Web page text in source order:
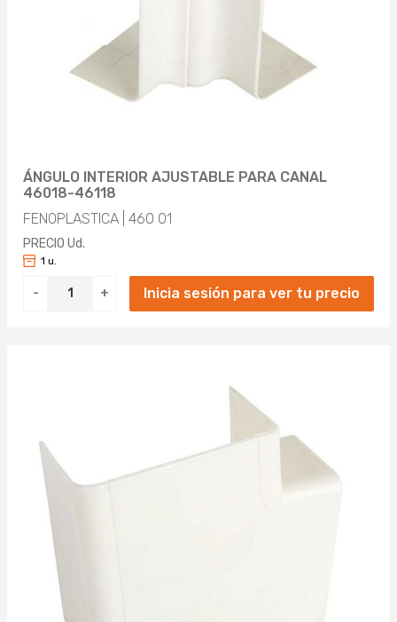
ÁNGULO INTERIOR AJUSTABLE PARA CANAL
46018-46118
FENOPLASTICA | 460 01
PRECIO Ud.
- +
1 u.
Inicia sesión para ver tu precio